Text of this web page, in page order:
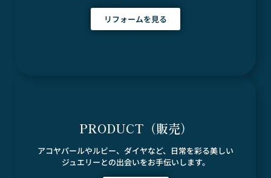
リフォームを見る
PRODUCT（販売）
アコヤパールやルビー、ダイヤなど、日常を彩る美しい
ジュエリーとの出会いをお手伝いします。